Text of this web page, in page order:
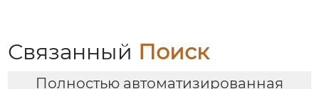
Связанный Поиск
Полностью автоматизированная